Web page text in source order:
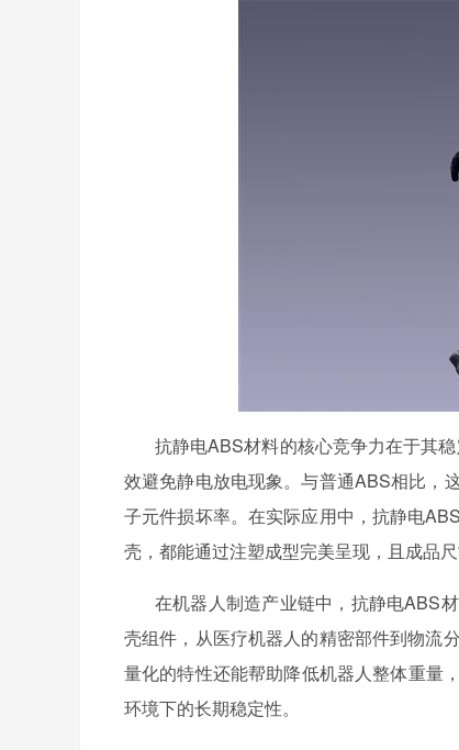
抗静电ABS材料的核心竞争力在于其
效避免静电放电现象。与普通ABS相比，
子元件损坏率。在实际应用中，抗静电
壳，都能通过注塑成型完美呈现，且成品
在机器人制造产业链中，抗静电ABS
壳组件，从医疗机器人的精密部件到物流
量化的特性还能帮助降低机器人整体重量
环境下的长期稳定性。